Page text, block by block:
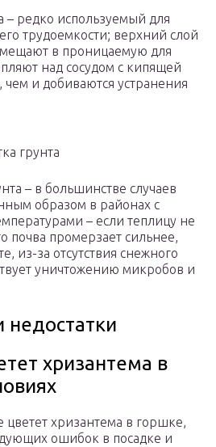
– редко используемый для
трудоемкости; верхний слой
в проницаемую для
над сосудом с кипящей
чем и добиваются устранения
грунта
– в большинстве случаев
образом в районах с
– если теплицу не
почва промерзает сильнее,
из-за отсутствия снежного
уничтожению микробов и
недостатки
хризантема в
цветет хризантема в горшке,
ошибок в посадке и